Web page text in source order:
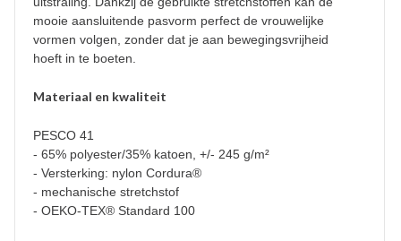
mooie aansluitende pasvorm perfect de vrouwelijke
vormen volgen, zonder dat je aan bewegingsvrijheid
hoeft in te boeten.
Materiaal en kwaliteit
PESCO 41
- 65% polyester/35% katoen, +/- 245 g/m²
- Versterking: nylon Cordura®
- mechanische stretchstof
- OEKO-TEX® Standard 100